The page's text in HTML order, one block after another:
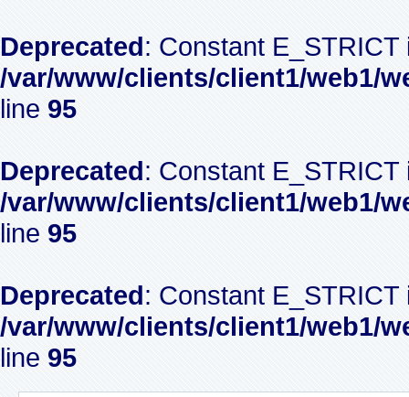
Deprecated: Constant
/var/www/clients/client1/web1/
line 95
Deprecated: Constant
/var/www/clients/client1/web1/
line 95
Deprecated: Constant
/var/www/clients/client1/web1/
line 95